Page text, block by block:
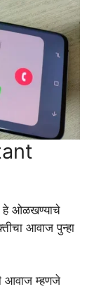
हे ओळखण्याचे
आवाज पुन्हा
आवाज म्हणजे